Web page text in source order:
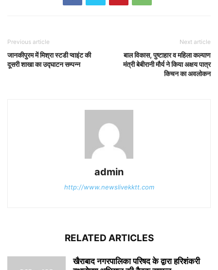
Previous article
जानकीपुरम में मिश्रा स्टडी प्वाइंट की
दूसरी शाखा का उद्घाटन सम्पन्न
Next article
बाल विकास, पुष्टाहार व महिला कल्याण
मंत्री बेबीरानी मौर्य ने किया अक्षय पात्र
किचन का अवलोकन
admin
http://www.newslivekktt.com
RELATED ARTICLES
खैराबाद नगरपालिका परिषद के द्वारा हरिशंकरी